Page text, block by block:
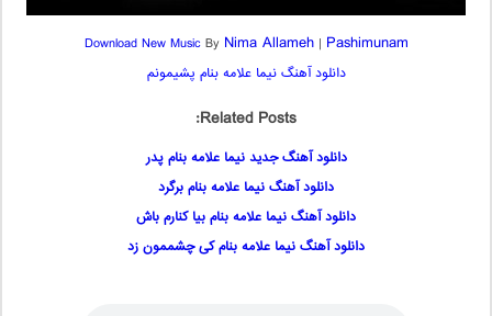
Download New MusicBy Nima Allameh| Pashimunam
دانلود آهنگ نیما علامه بنام پشیمونم
Related Posts:
دانلود آهنگ جدید نیما علامه بنام پدر
دانلود آهنگ نیما علامه بنام برگرد
دانلود آهنگ نیما علامه بنام بیا کنارم باش
دانلود آهنگ نیما علامه بنام کی چشممون زد